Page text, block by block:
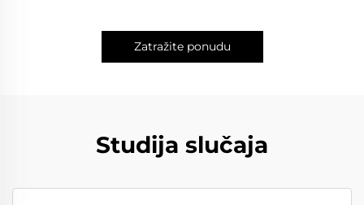
Zatražite ponudu
Studija slučaja